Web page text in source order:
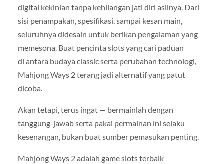
digital kekinian tanpa kehilangan jati diri aslinya. Dari
sisi penampakan, spesifikasi, sampai kesan main,
seluruhnya didesain untuk berikan pengalaman yang
memesona. Buat pencinta slots yang cari paduan
di antara budaya classic serta perubahan technologi,
Mahjong Ways 2 terang jadi alternatif yang patut
dicoba.
Akan tetapi, terus ingat — bermainlah dengan
tanggung-jawab serta pakai permainan ini selaku
kesenangan, bukan buat sumber pemasukan penting.
Mahjong Ways 2 adalah game slots terbaik